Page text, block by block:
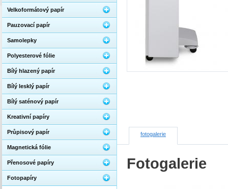
fotogalerie
Fotogalerie
Velkoformátový papír
Pauzovací papír
Samolepky
Polyesterové fólie
Bílý hlazený papír
Bílý lesklý papír
Bílý saténový papír
Kreativní papíry
Průpisový papír
Magnetická fólie
Přenosové papíry
Fotopapíry